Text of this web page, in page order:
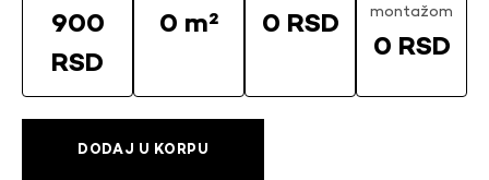
900
RSD
0 m² 0 RSD
montažom
0 RSD
DODAJ U KORPU